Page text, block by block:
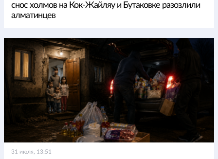
снос холмов на Кок-Жайляу и Бутаковке разозлили
алматинцев
31 июля, 13:51